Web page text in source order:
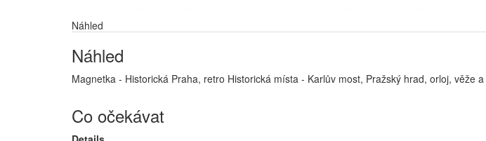
Náhled
Náhled
Magnetka - Historická Praha, retro Historická místa - Karlův most, Pražský hrad, orloj, věže
Co očekávat